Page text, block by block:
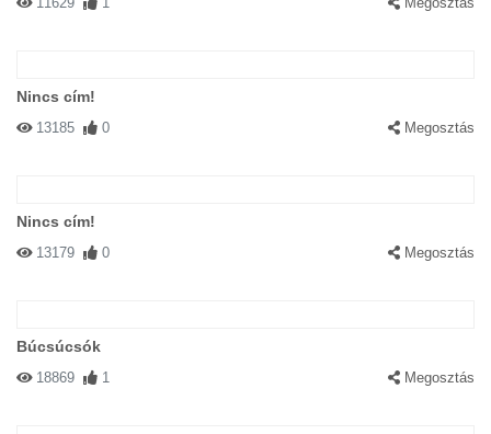
Nincs cím!
13185 0 Megosztás
Nincs cím!
13179 0 Megosztás
Búcsúcsók
18869 1 Megosztás